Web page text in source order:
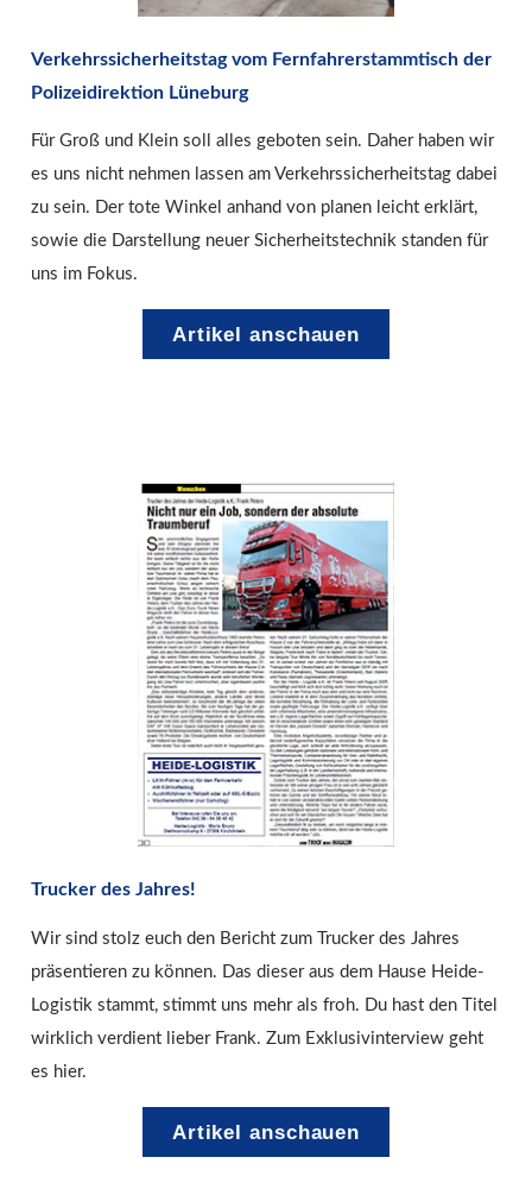
Verkehrssicherheitstag vom Fernfahrerstammtisch der
Polizeidirektion Lüneburg
Für Groß und Klein soll alles geboten sein. Daher haben wir
es uns nicht nehmen lassen am Verkehrssicherheitstag dabei
zu sein. Der tote Winkel anhand von planen leicht erklärt,
sowie die Darstellung neuer Sicherheitstechnik standen für
uns im Fokus.
Artikel anschauen
Trucker des Jahres!
Wir sind stolz euch den Bericht zum Trucker des Jahres
präsentieren zu können. Das dieser aus dem Hause Heide-
Logistik stammt, stimmt uns mehr als froh. Du hast den Titel
wirklich verdient lieber Frank. Zum Exklusivinterview geht
es hier.
Artikel anschauen